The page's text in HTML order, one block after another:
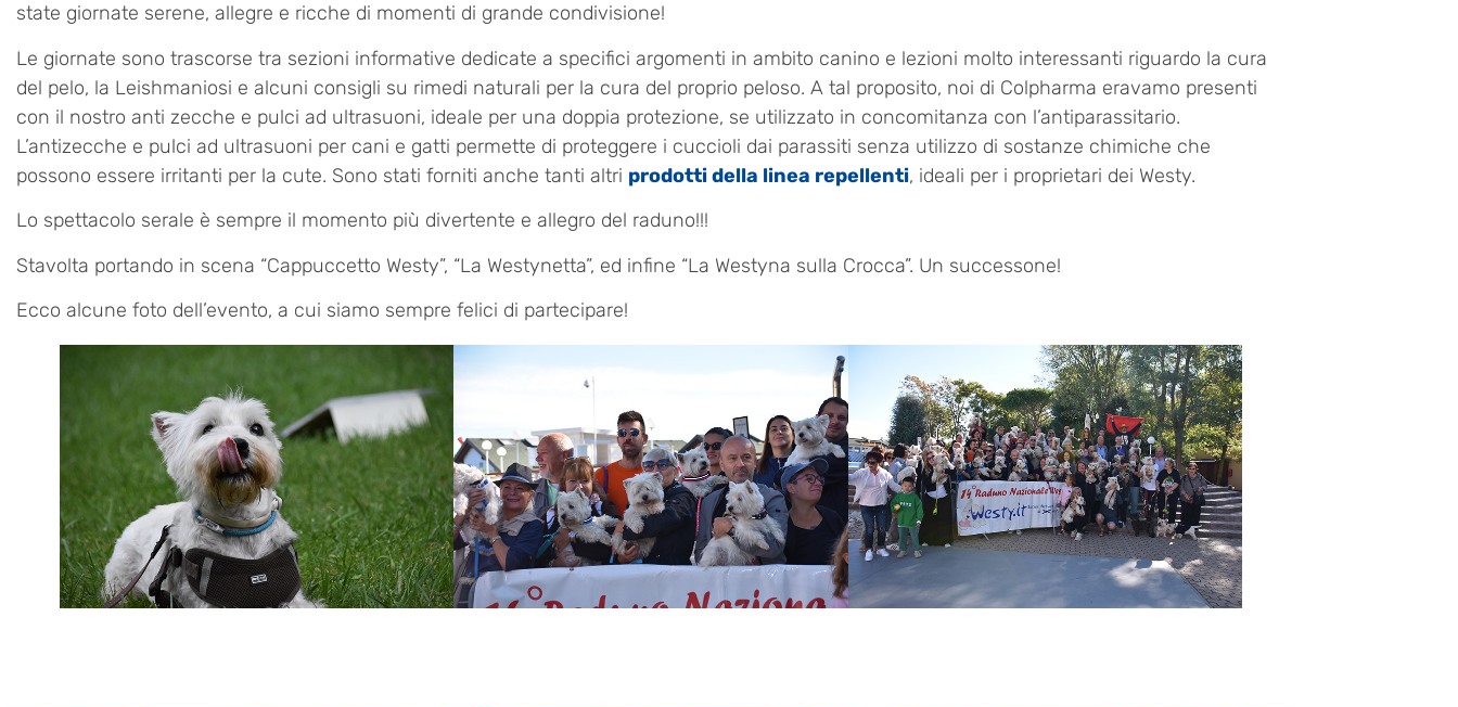
state giornate serene, allegre e ricche di momenti di grande condivisione!
Le giornate sono trascorse tra sezioni informative dedicate a specifici argomenti in ambito canino e lezioni molto interessanti riguardo la cura
del pelo, la Leishmaniosi e alcuni consigli su rimedi naturali per la cura del proprio peloso. A tal proposito, noi di Colpharma eravamo presenti
con il nostro anti zecche e pulci ad ultrasuoni, ideale per una doppia protezione, se utilizzato in concomitanza con l’antiparassitario.
L’antizecche e pulci ad ultrasuoni per cani e gatti permette di proteggere i cuccioli dai parassiti senza utilizzo di sostanze chimiche che
possono essere irritanti per la cute. Sono stati forniti anche tanti altri prodotti della linea repellenti, ideali per i proprietari dei Westy.
Lo spettacolo serale è sempre il momento più divertente e allegro del raduno!!!
Stavolta portando in scena “Cappuccetto Westy”, “La Westynetta”, ed infine “La Westyna sulla Crocca”. Un successone!
Ecco alcune foto dell’evento, a cui siamo sempre felici di partecipare!